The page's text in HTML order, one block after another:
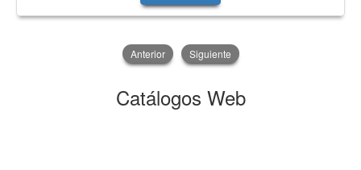
Anterior Siguiente
Catálogos Web